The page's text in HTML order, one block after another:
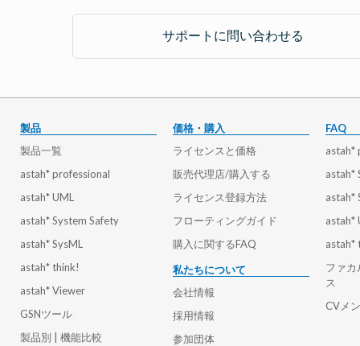
サポートに問い合わせる
製品
製品一覧
astah* professional
astah* UML
astah* System Safety
astah* SysML
astah* think!
astah* Viewer
GSNツール
製品別 | 機能比較
価格・購入
ライセンスと価格
販売代理店/購入する
ライセンス登録方法
フローティングガイド
購入に関するFAQ
私たちについて
会社情報
採用情報
参加団体
FAQ
astah*
astah*
astah*
astah*
astah*
ファカ
ス
CVメ